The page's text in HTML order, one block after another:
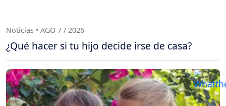
Noticias • AGO 7 / 2026
¿Qué hacer si tu hijo decide irse de casa?